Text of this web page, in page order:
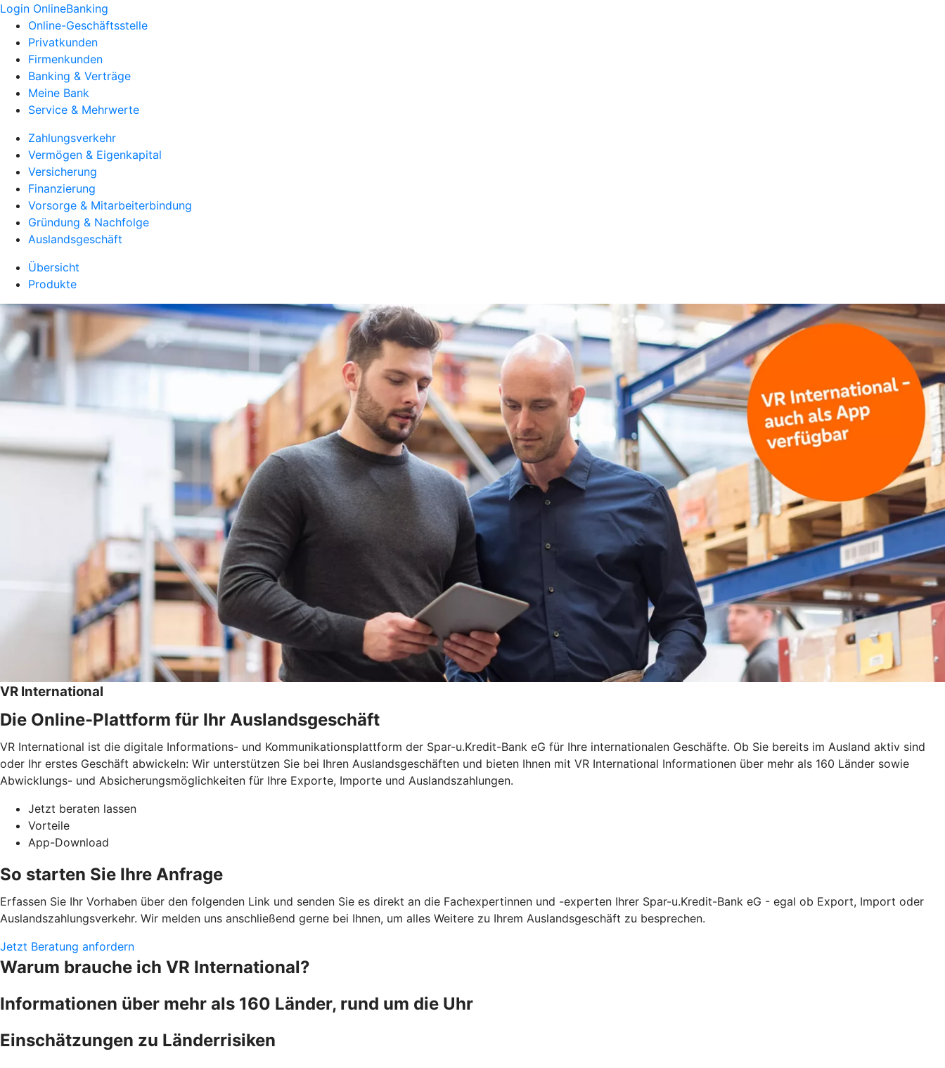
Login OnlineBanking
Online-Geschäftsstelle
Privatkunden
Firmenkunden
Banking & Verträge
Meine Bank
Service & Mehrwerte
Zahlungsverkehr
Vermögen & Eigenkapital
Versicherung
Finanzierung
Vorsorge & Mitarbeiterbindung
Gründung & Nachfolge
Auslandsgeschäft
Übersicht
Produkte
VR International
Die Online-Plattform für Ihr Auslandsgeschäft
VR International ist die digitale Informations- und Kommunikationsplattform der Spar-u.Kredit-Bank eG für Ihre internationalen Geschäfte. Ob Sie bereits im Ausland aktiv sind
oder Ihr erstes Geschäft abwickeln: Wir unterstützen Sie bei Ihren Auslandsgeschäften und bieten Ihnen mit VR International Informationen über mehr als 160 Länder sowie
Abwicklungs- und Absicherungsmöglichkeiten für Ihre Exporte, Importe und Auslandszahlungen.
Jetzt beraten lassen
Vorteile
App-Download
So starten Sie Ihre Anfrage
Erfassen Sie Ihr Vorhaben über den folgenden Link und senden Sie es direkt an die Fachexpertinnen und -experten Ihrer Spar-u.Kredit-Bank eG - egal ob Export, Import oder
Auslandszahlungsverkehr. Wir melden uns anschließend gerne bei Ihnen, um alles Weitere zu Ihrem Auslandsgeschäft zu besprechen.
Jetzt Beratung anfordern
Warum brauche ich VR International?
Informationen über mehr als 160 Länder, rund um die Uhr
Einschätzungen zu Länderrisiken